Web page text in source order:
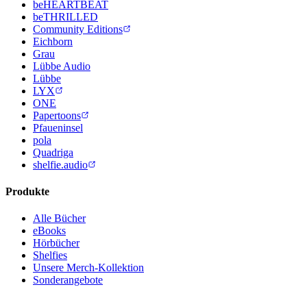
beHEARTBEAT
beTHRILLED
Community Editions
Eichborn
Grau
Lübbe Audio
Lübbe
LYX
ONE
Papertoons
Pfaueninsel
pola
Quadriga
shelfie.audio
Produkte
Alle Bücher
eBooks
Hörbücher
Shelfies
Unsere Merch-Kollektion
Sonderangebote